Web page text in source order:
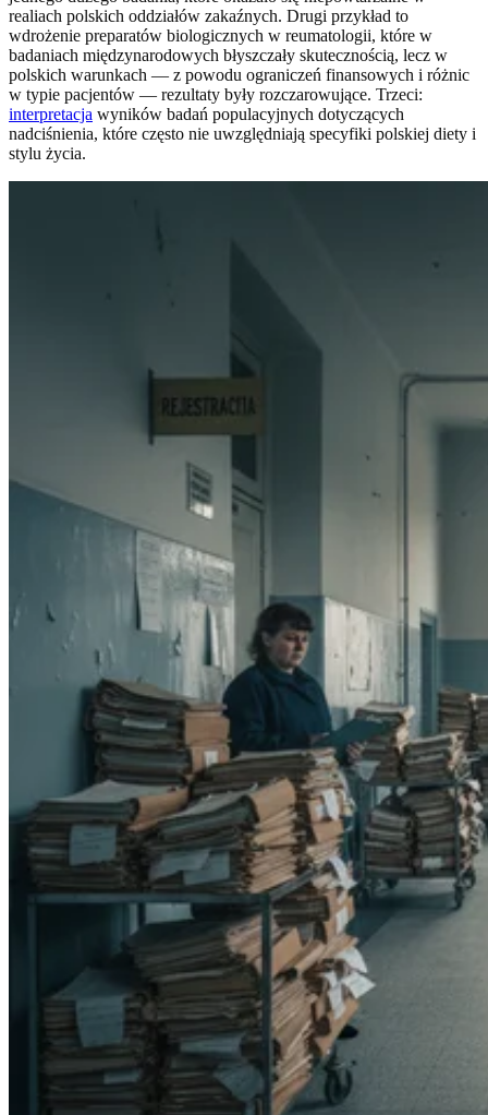
realiach polskich oddziałów zakaźnych. Drugi przykład to
wdrożenie preparatów biologicznych w reumatologii, które w
badaniach międzynarodowych błyszczały skutecznością, lecz w
polskich warunkach — z powodu ograniczeń finansowych i różnic
w typie pacjentów — rezultaty były rozczarowujące. Trzeci:
interpretacja wyników badań populacyjnych dotyczących
nadciśnienia, które często nie uwzględniają specyfiki polskiej diety i
stylu życia.